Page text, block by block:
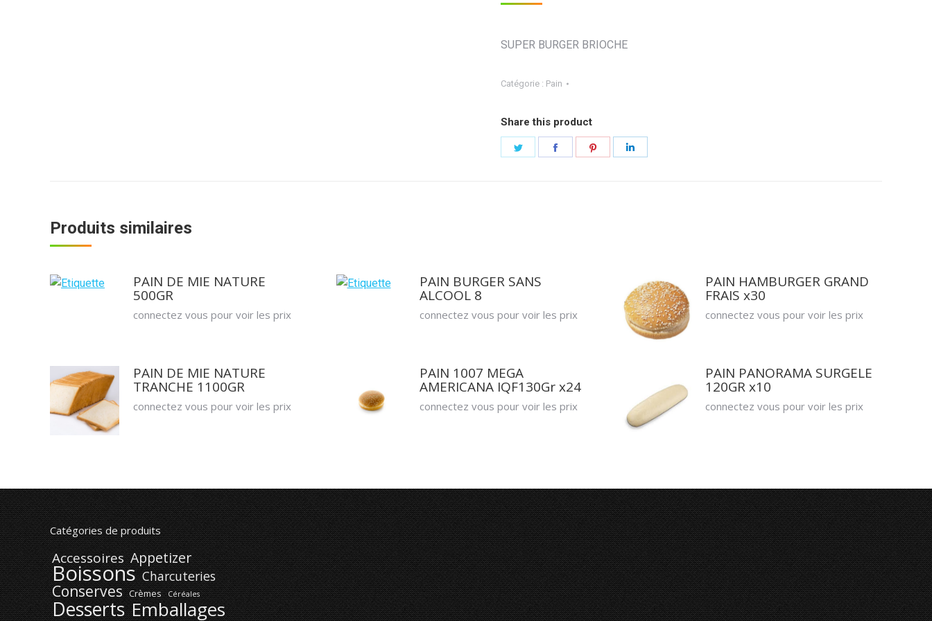
SUPER BURGER BRIOCHE
Catégorie : Pain
Share this product
Partager
Partager Partager
Produits similaires
PAIN DE MIE NATURE
500GR
connectez vous pour voir les prix
PAIN BURGER SANS
ALCOOL 8
connectez vous pour voir les prix
PAIN HAMBURGER GRAND
FRAIS x30
connectez vous pour voir les prix
PAIN DE MIE NATURE
TRANCHE 1100GR
connectez vous pour voir les prix
PAIN 1007 MEGA
AMERICANA IQF130Gr x24
connectez vous pour voir les prix
PAIN PANORAMA SURGELE
120GR x10
connectez vous pour voir les prix
Catégories de produits
Accessoires Appetizer
Boissons Charcuteries
Conserves Crèmes Céréales
Desserts Emballages